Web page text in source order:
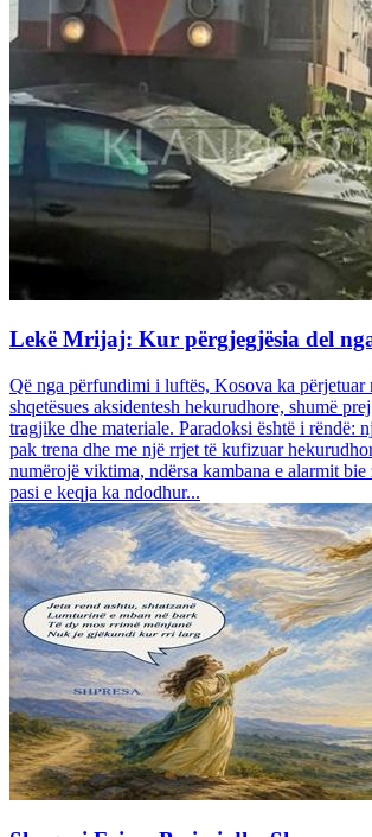
Lekë Mrijaj: Kur përgjegjësia del
Që nga përfundimi i luftës, Kosova ka përjetuar
shqetësues aksidentesh hekurudhore, shumë
tragjike dhe materiale. Paradoksi është i rëndë:
pak trena dhe me një rrjet të kufizuar
numërojë viktima, ndërsa kambana e alarmit bie
pasi e keqja ka ndodhur...